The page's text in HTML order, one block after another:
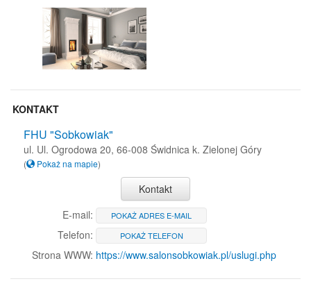
KONTAKT
FHU "Sobkowiak"
ul. Ul. Ogrodowa 20, 66-008 Świdnica k. Zielonej Góry
( Pokaż na mapie)
Kontakt
E-mail:
POKAŻ ADRES E-MAIL
Telefon: POKAŻ TELEFON
Strona WWW: https://www.salonsobkowiak.pl/uslugi.php